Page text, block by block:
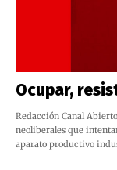
Ocupar,
Redacción Canal
neoliberales que
aparato productivo